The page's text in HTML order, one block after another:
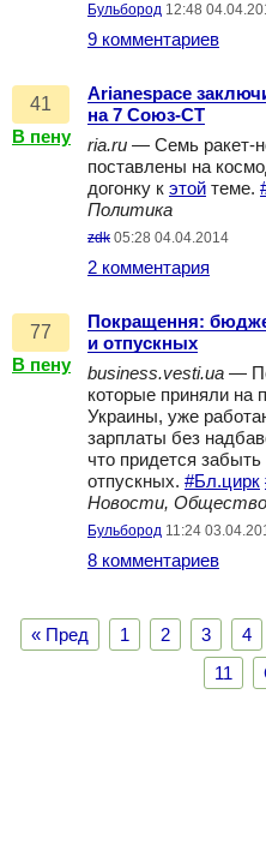
Бульбород 12:48
9 комментариев
41
В пену
Arianespace
на 7 Союз-СТ
ria.ru — Семь ракет-
поставлены на
догонку к этой теме.
Политика
zdk 05:28 04.04.2014
2 комментария
77
В пену
Покращення:
и отпускных
business.vesti.ua —
которые приняли на
Украины, уже
зарплаты без
что придется
отпускных. #Бл.цирк
Новости, Общество
Бульбород 11:24
8 комментариев
« Пред 1 2 3 4
11